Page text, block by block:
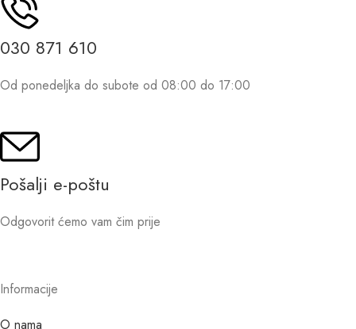
030 871 610
Od ponedeljka do subote od 08:00 do 17:00
Pošalji e-poštu
Odgovorit ćemo vam čim prije
Informacije
O nama